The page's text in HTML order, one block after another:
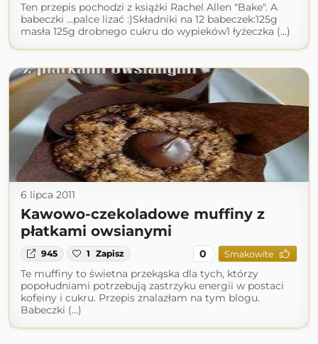
Ten przepis pochodzi z książki Rachel Allen "Bake". A
babeczki ...palce lizać :)Składniki na 12 babeczek:125g
masła 125g drobnego cukru do wypieków1 łyżeczka (...)
6 lipca 2011
Kawowo-czekoladowe muffiny z
płatkami owsianymi
945 1 Zapisz 0 Smakowite
Te muffiny to świetna przekąska dla tych, którzy
popołudniami potrzebują zastrzyku energii w postaci
kofeiny i cukru. Przepis znalazłam na tym blogu.
Babeczki (...)